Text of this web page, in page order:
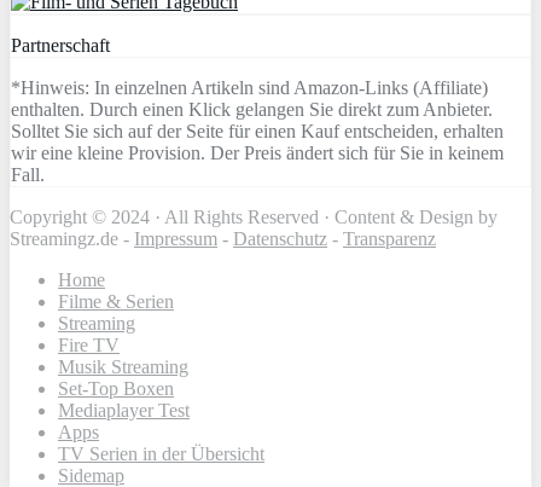
Partnerschaft
*Hinweis: In einzelnen Artikeln sind Amazon-Links (Affiliate)
enthalten. Durch einen Klick gelangen Sie direkt zum Anbieter.
Solltet Sie sich auf der Seite für einen Kauf entscheiden, erhalten
wir eine kleine Provision. Der Preis ändert sich für Sie in keinem
Fall.
Copyright © 2024 · All Rights Reserved · Content & Design by
Streamingz.de - Impressum - Datenschutz - Transparenz
Home
Filme & Serien
Streaming
Fire TV
Musik Streaming
Set-Top Boxen
Mediaplayer Test
Apps
TV Serien in der Übersicht
Sidemap